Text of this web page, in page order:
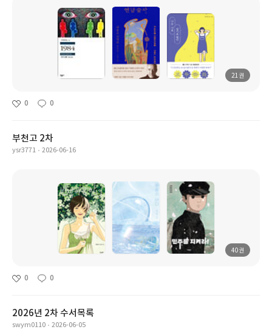
21권
0 0
부천고 2차
ysr3771 2026-06-16
40권
0 0
2026년 2차 수서목록
swym0110 2026-06-05